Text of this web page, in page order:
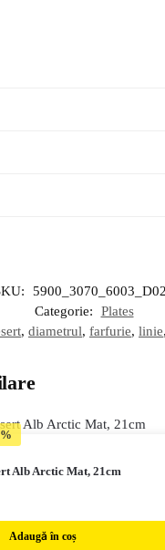
Categorie:
Plates
, diametrul, farfurie, linie,
Alb Arctic Mat, 21cm
Adaugă în coș